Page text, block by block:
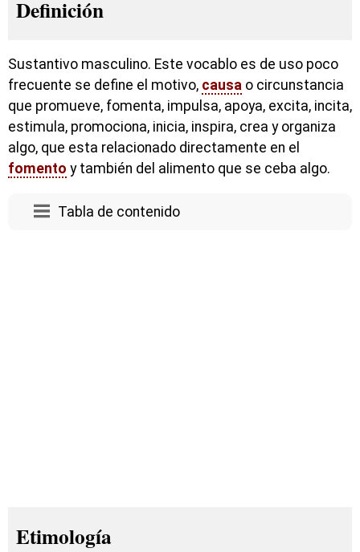
Definición
Sustantivo masculino. Este vocablo es de uso poco
frecuente se define el motivo, causa o circunstancia
que promueve, fomenta, impulsa, apoya, excita, incita,
estimula, promociona, inicia, inspira, crea y organiza
algo, que esta relacionado directamente en el
fomento y también del alimento que se ceba algo.
Tabla de contenido
Etimología